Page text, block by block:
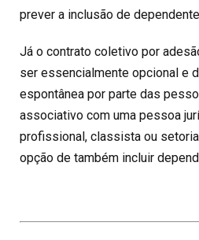
prever a inclusão de
Já o contrato coletivo por
ser essencialmente opcional e
espontânea por parte das
associativo com uma pessoa
profissional, classista ou
opção de também incluir